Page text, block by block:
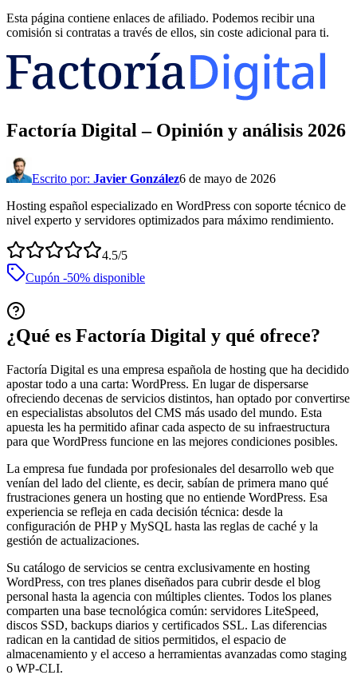
Esta página contiene enlaces de afiliado. Podemos recibir una
comisión si contratas a través de ellos, sin coste adicional para ti.
Factoría Digital – Opinión y análisis 2026
Escrito por: Javier González6 de mayo de 2026
Hosting español especializado en WordPress con soporte técnico de
nivel experto y servidores optimizados para máximo rendimiento.
4.5/5
Cupón -50% disponible
¿Qué es Factoría Digital y qué ofrece?
Factoría Digital es una empresa española de hosting que ha decidido
apostar todo a una carta: WordPress. En lugar de dispersarse
ofreciendo decenas de servicios distintos, han optado por convertirse
en especialistas absolutos del CMS más usado del mundo. Esta
apuesta les ha permitido afinar cada aspecto de su infraestructura
para que WordPress funcione en las mejores condiciones posibles.
La empresa fue fundada por profesionales del desarrollo web que
venían del lado del cliente, es decir, sabían de primera mano qué
frustraciones genera un hosting que no entiende WordPress. Esa
experiencia se refleja en cada decisión técnica: desde la
configuración de PHP y MySQL hasta las reglas de caché y la
gestión de actualizaciones.
Su catálogo de servicios se centra exclusivamente en hosting
WordPress, con tres planes diseñados para cubrir desde el blog
personal hasta la agencia con múltiples clientes. Todos los planes
comparten una base tecnológica común: servidores LiteSpeed,
discos SSD, backups diarios y certificados SSL. Las diferencias
radican en la cantidad de sitios permitidos, el espacio de
almacenamiento y el acceso a herramientas avanzadas como staging
o WP-CLI.